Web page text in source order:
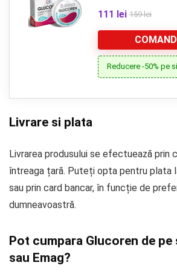
111 lei 159 lei
Reducere -50% pe
Livrare si plata
Livrarea produsului se efectuează prin
întreaga țară. Puteți opta pentru plata
sau prin card bancar, în funcție de
dumneavoastră.
Pot cumpara Glucoren de
sau Emag?